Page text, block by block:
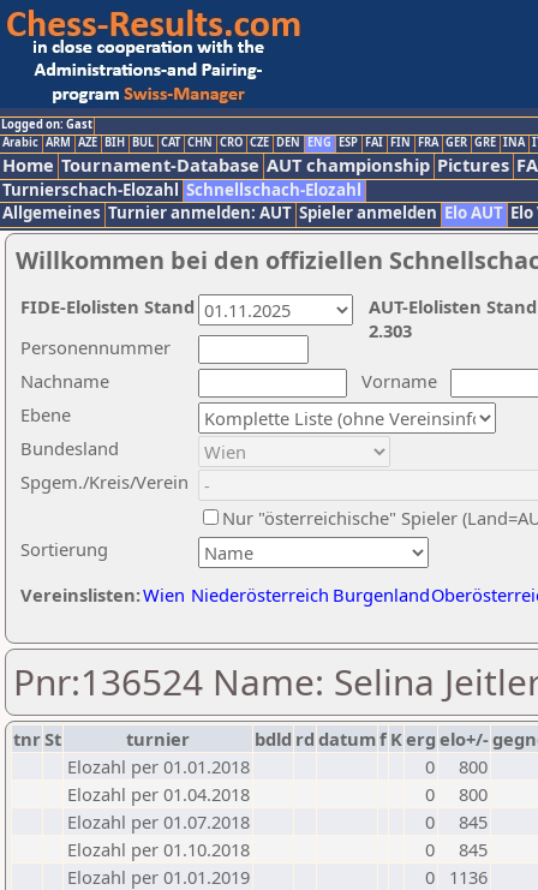
Logged on: Gast
Arabic ARM AZE BIH BUL CAT CHN CRO CZE DEN ENG ESP FAI FIN FRA GER GRE INA
Home Tournament-Database AUT championship Pictures
Turnierschach-Elozahl Schnellschach-Elozahl
Allgemeines Turnier anmelden: AUT Spieler anmelden Elo AUT
Willkommen bei den offiziellen
Nachname
Vorname
Ebene
Sortierung
Personennummer
Bundesland
Spgem./Kreis/Verein
Nur "österreichische" Spieler
Vereinslisten:Wien Niederösterreich Burgenland
AUT-Elolisten
2.303
FIDE-Elolisten Stand
Pnr:136524 Name: Selina
tnrSt turnier bdld rd datumf Kerg elo+/-
Elozahl per 01.01.2018
0
800
Elozahl per 01.04.2018
0
800
Elozahl per 01.07.2018
0
845
Elozahl per 01.10.2018
0
845
Elozahl per 01.01.2019
0
1136